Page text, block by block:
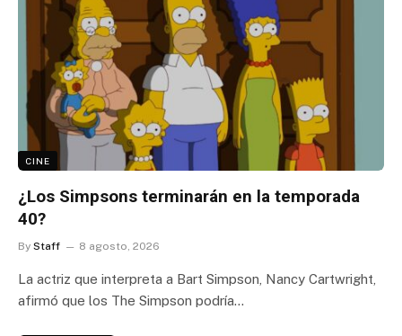
CINE
¿Los Simpsons terminarán en la temporada
40?
By Staff 8 agosto, 2026
La actriz que interpreta a Bart Simpson, Nancy Cartwright,
afirmó que los The Simpson podría…